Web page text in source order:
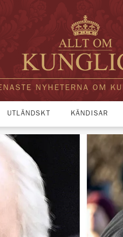
NYHETERNA OM
UTLÄNDSKT KÄNDISAR